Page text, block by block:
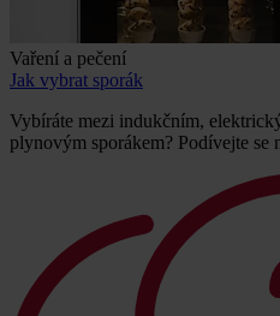
Vaření a pečení
Jak vybrat sporák
Vybíráte mezi indukčním,
plynovým sporákem? Podívejte